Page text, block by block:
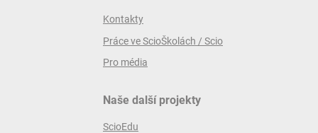
Kontakty
Práce ve ScioŠkolách / Scio
Pro média
Naše další projekty
ScioEdu